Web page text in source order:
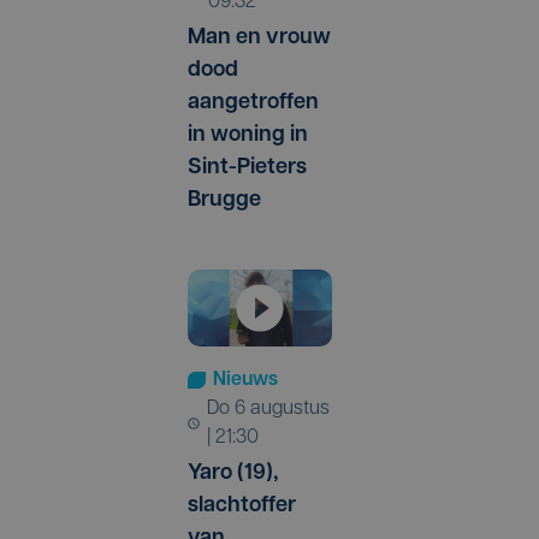
Man en vrouw
dood
aangetroffen
in woning in
Sint-Pieters
Brugge
Nieuws
do 6 augustus
| 21:30
Yaro (19),
slachtoffer